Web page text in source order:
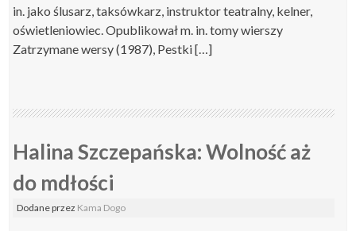
in. jako ślusarz, taksówkarz, instruktor teatralny, kelner,
oświetleniowiec. Opublikował m. in. tomy wierszy
Zatrzymane wersy (1987), Pestki […]
Halina Szczepańska: Wolność aż
do mdłości
Dodaneprzez Kama Dogo